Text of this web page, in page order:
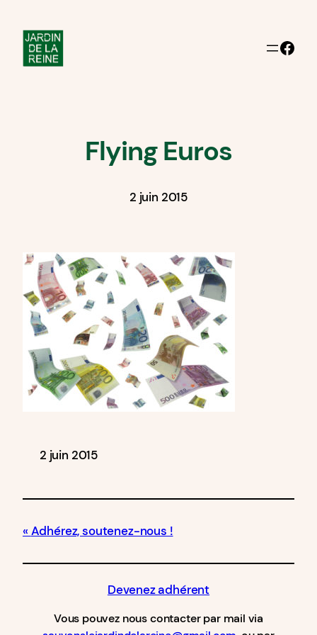
contenu
Facebook
Flying Euros
2 juin 2015
2 juin 2015
Adhérez, soutenez-nous !
Devenez adhérent
Vous pouvez nous contacter par mail via